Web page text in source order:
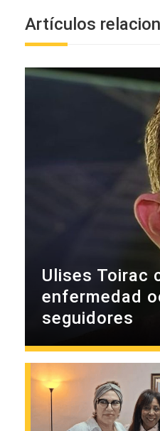
Artículos
Ulises Toirac
enfermedad
seguidores